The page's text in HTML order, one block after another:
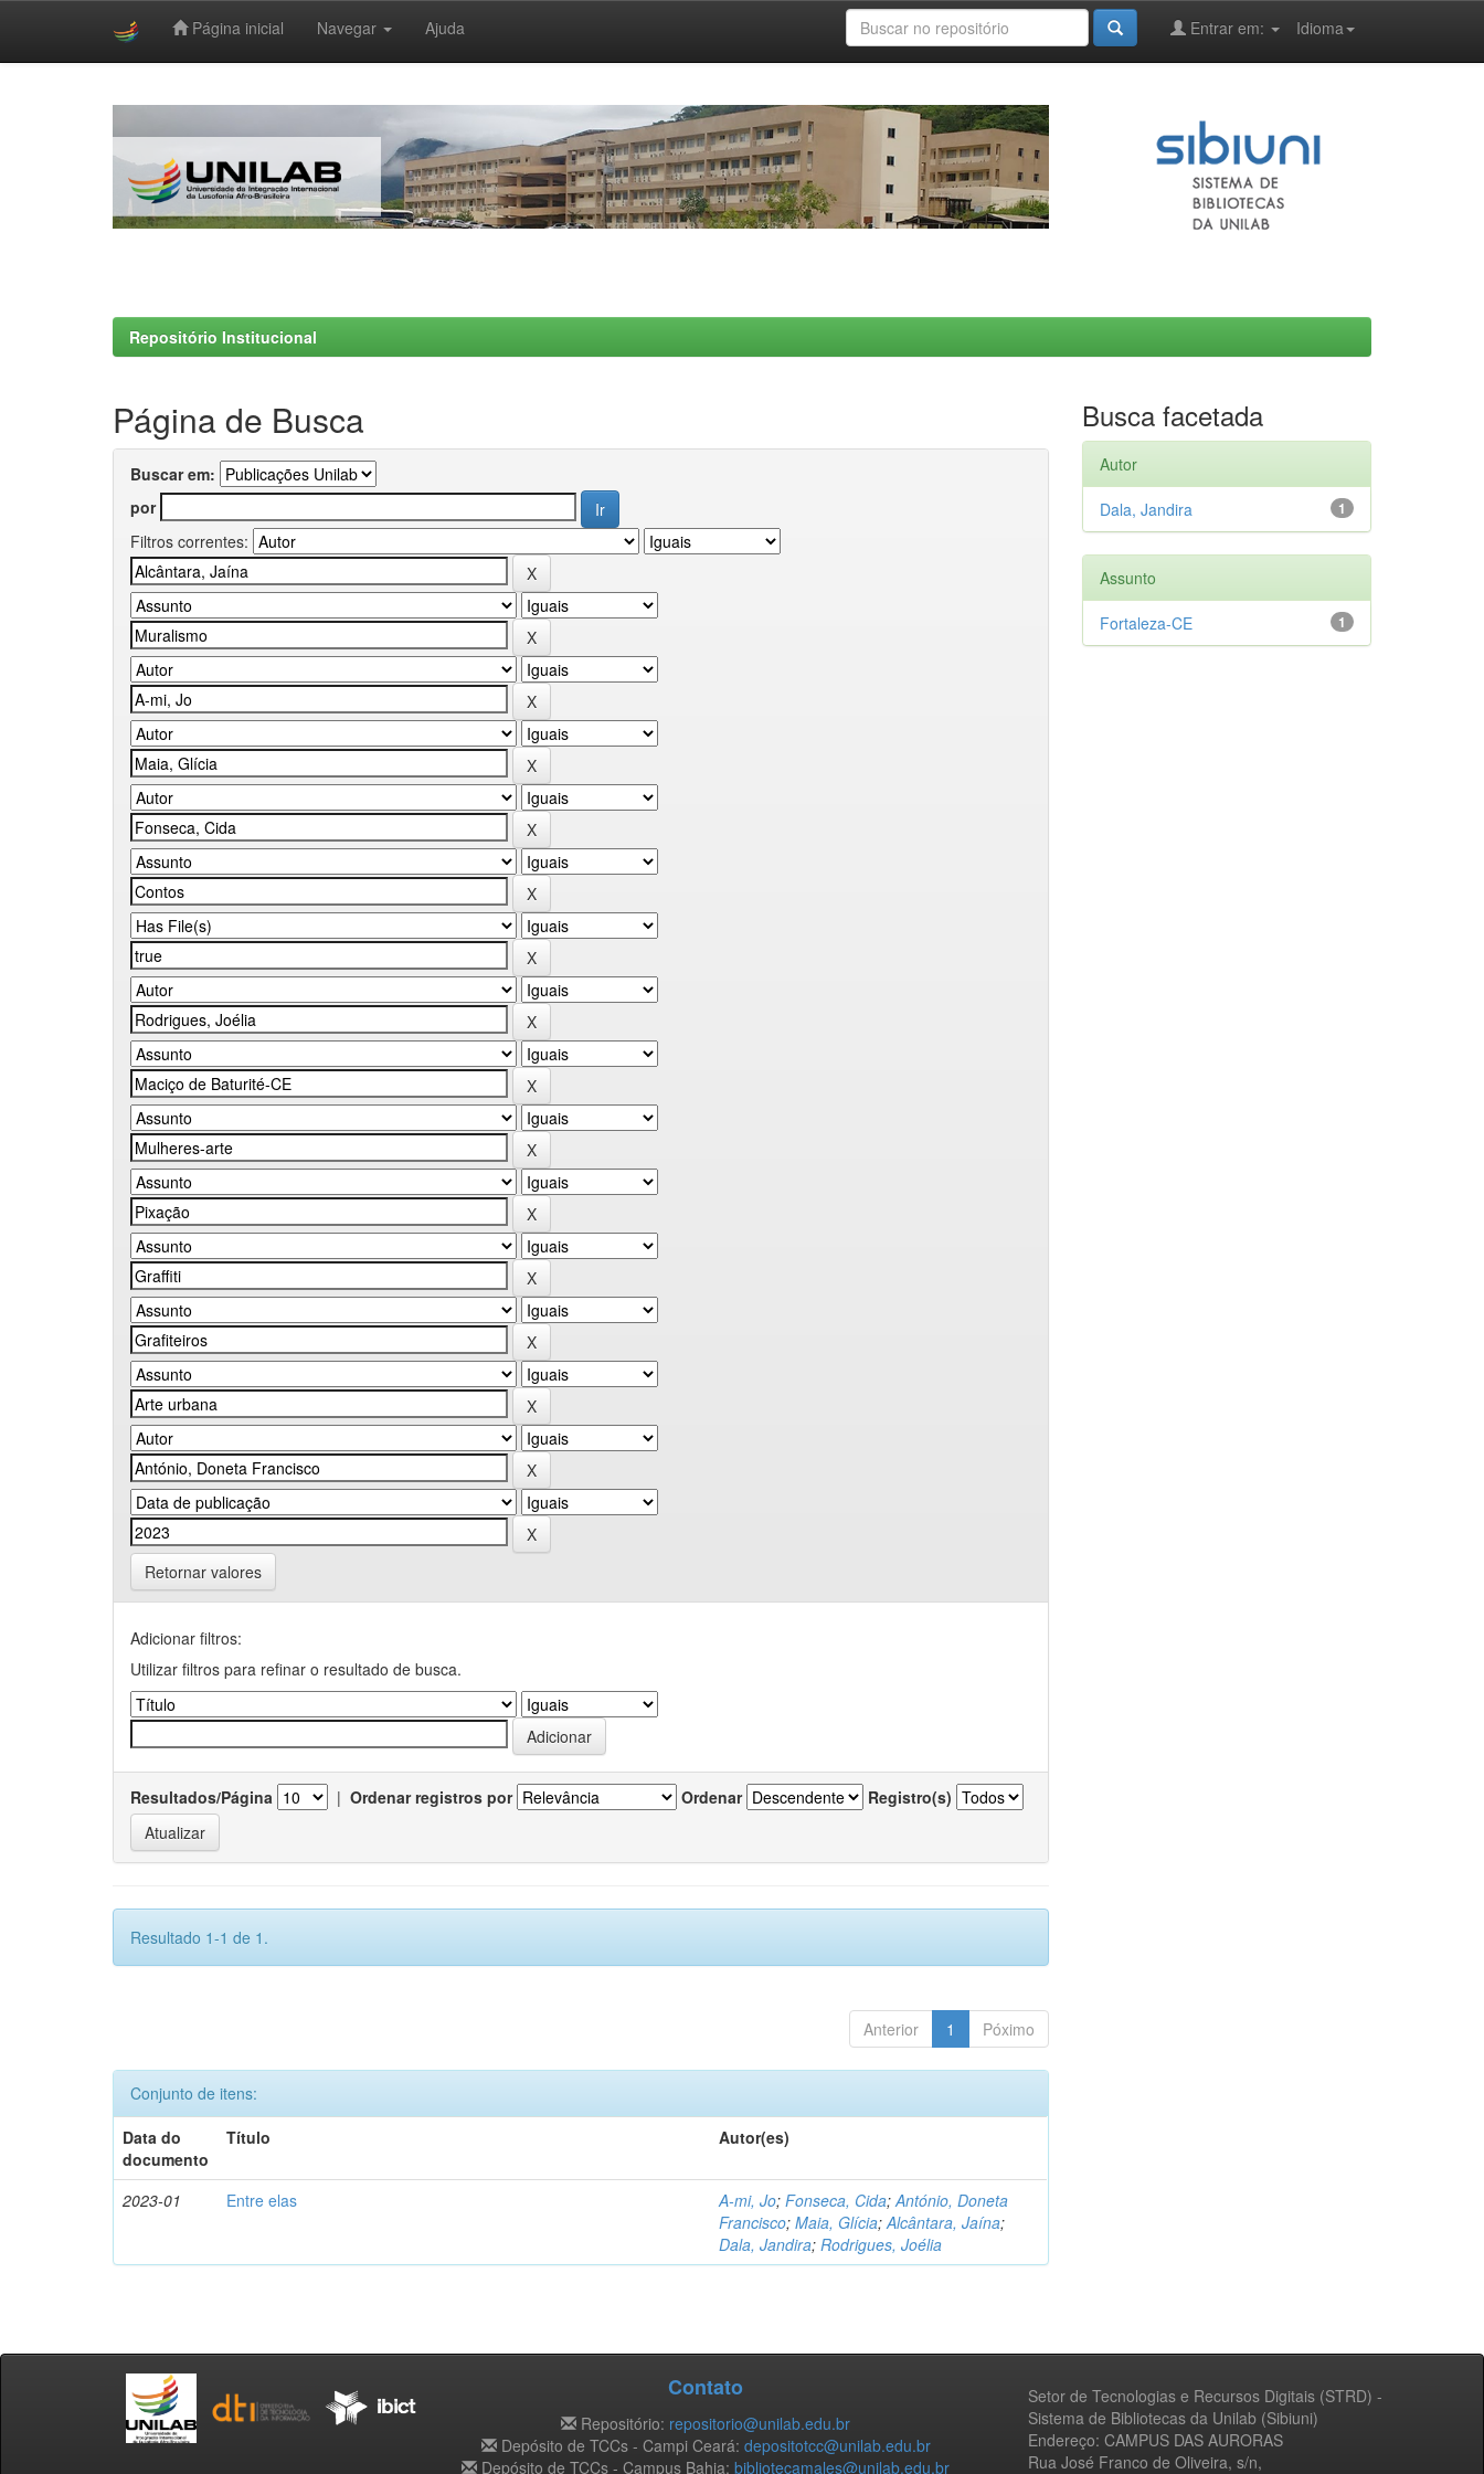
Página inicial Navegar Ajuda Idioma
Entrar em:
Repositório Institucional
Página de Busca
Buscar em:
por
Filtros correntes:
Retornar valores
Adicionar filtros:
Utilizar filtros para refinar o resultado de busca.
Resultados/Página | Ordenar registros por Ordenar Registro(s)
Resultado 1-1 de 1.
Anterior 1 Póximo
Conjunto de itens:
Data do
documento
Título Autor(es)
2023-01 Entre elas A-mi, Jo;Fonseca, Cida;António, Doneta
Francisco;Maia, Glícia;Alcântara, Jaína;
Dala, Jandira;Rodrigues, Joélia
Busca facetada
Autor
1
Dala, Jandira
Assunto
1
Fortaleza-CE
Setor de Tecnologias e Recursos Digitais (STRD) -
Sistema de Bibliotecas da Unilab (Sibiuni)
Endereço: CAMPUS DAS AURORAS
Rua José Franco de Oliveira, s/n,
Contato
Repositório: repositorio@unilab.edu.br
Depósito de TCCs - Campi Ceará: depositotcc@unilab.edu.br
Depósito de TCCs - Campus Bahia: bibliotecamales@unilab.edu.br